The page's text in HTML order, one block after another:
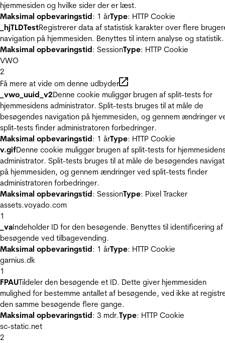
hjemmesiden og hvilke sider der er læst.
Maksimal opbevaringstid: 1 årType: HTTP Cookie
_hjTLDTestRegistrerer data af statistisk karakter over flere
navigation på hjemmesiden. Benyttes til intern analyse og statistik.
Maksimal opbevaringstid: SessionType: HTTP Cookie
VWO
2
Få mere at vide om denne udbyder
_vwo_uuid_v2Denne cookie muliggør brugen af split-tests for
hjemmesidens administrator. Split-tests bruges til at måle de
besøgendes navigation på hjemmesiden, og gennem ændringer
split-tests finder administratoren forbedringer.
Maksimal opbevaringstid: 1 årType: HTTP Cookie
v.gifDenne cookie muliggør brugen af split-tests for
administrator. Split-tests bruges til at måle de besøgendes
på hjemmesiden, og gennem ændringer ved split-tests finder
administratoren forbedringer.
Maksimal opbevaringstid: SessionType: Pixel Tracker
assets.voyado.com
1
_vaIndeholder ID for den besøgende. Benyttes til identificering af
besøgende ved tilbagevending.
Maksimal opbevaringstid: 1 årType: HTTP Cookie
garnius.dk
1
FPAUTildeler den besøgende et ID. Dette giver hjemmesiden
mulighed for bestemme antallet af besøgende, ved ikke at
den samme besøgende flere gange.
Maksimal opbevaringstid: 3 mdr.Type: HTTP Cookie
sc-static.net
2